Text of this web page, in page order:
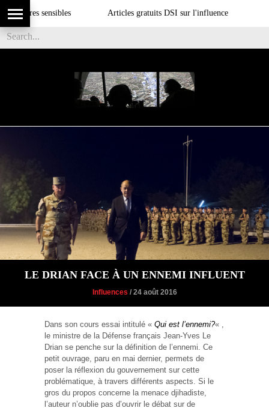
sensibles Articles gratuits DSI sur l'influence
LE DRIAN FACE À UN ENNEMI INFLUENT
Influences / 24 août 2016
Dans son cours essai intitulé « Qui est l’ennemi?« ,
le ministre de la Défense français Jean-Yves Le
Drian se penche sur la définition de l’ennemi. Ce
petit ouvrage, paru en mai dernier, permets de
poser la réflexion du gouvernement sur cette
problématique, à travers différents aspects. Si le
gros du propos concerne la menace djihadiste,
l’auteur n’oublie pas d’ouvrir le débat sur de